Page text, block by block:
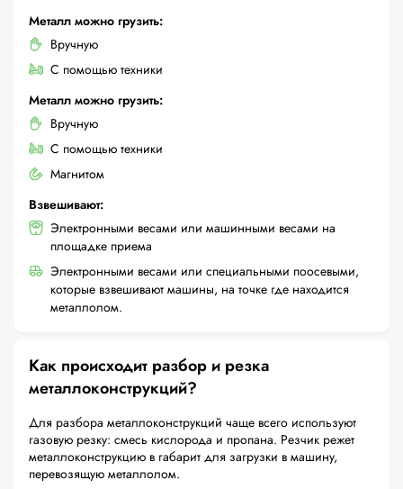
Металл можно грузить:
Вручную
С помощью техники
Металл можно грузить:
Вручную
С помощью техники
Магнитом
Взвешивают:
Электронными весами или машинными весами на
площадке приема
Электронными весами или специальными поосевыми,
которые взвешивают машины, на точке где находится
металлолом.
Как происходит разбор и резка
металлоконструкций?
Для разбора металлоконструкций чаще всего используют
газовую резку: смесь кислорода и пропана. Резчик режет
металлоконструкцию в габарит для загрузки в машину,
перевозящую металлолом.